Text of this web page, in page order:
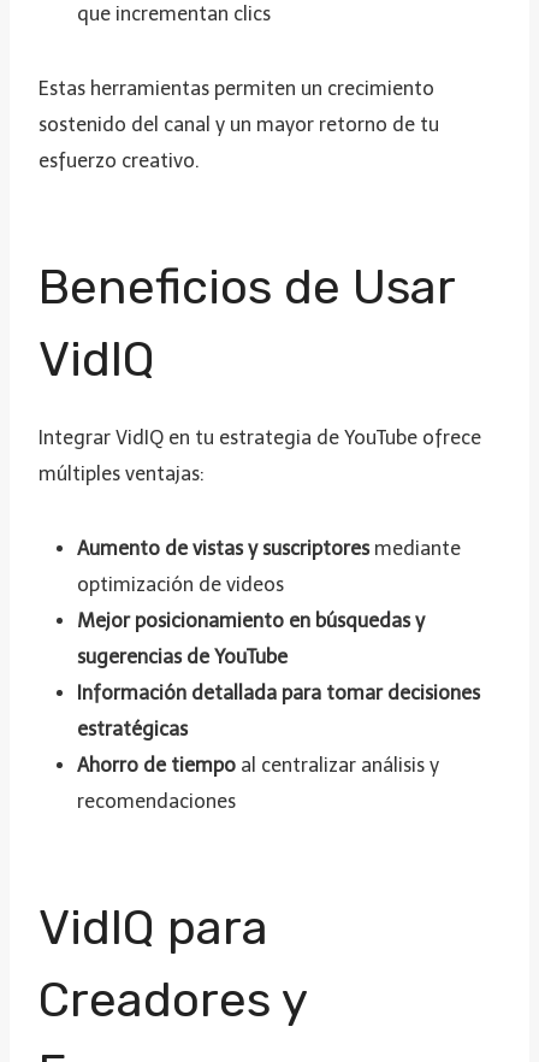
que incrementan clics
Estas herramientas permiten un crecimiento
sostenido del canal y un mayor retorno de tu
esfuerzo creativo.
Beneficios de Usar
VidIQ
Integrar VidIQ en tu estrategia de YouTube ofrece
múltiples ventajas:
Aumento de vistas y suscriptoresmediante
optimización de videos
Mejor posicionamiento en búsquedas y
sugerencias de YouTube
Información detallada para tomar decisiones
estratégicas
Ahorro de tiempo al centralizar análisis y
recomendaciones
VidIQ para
Creadores y